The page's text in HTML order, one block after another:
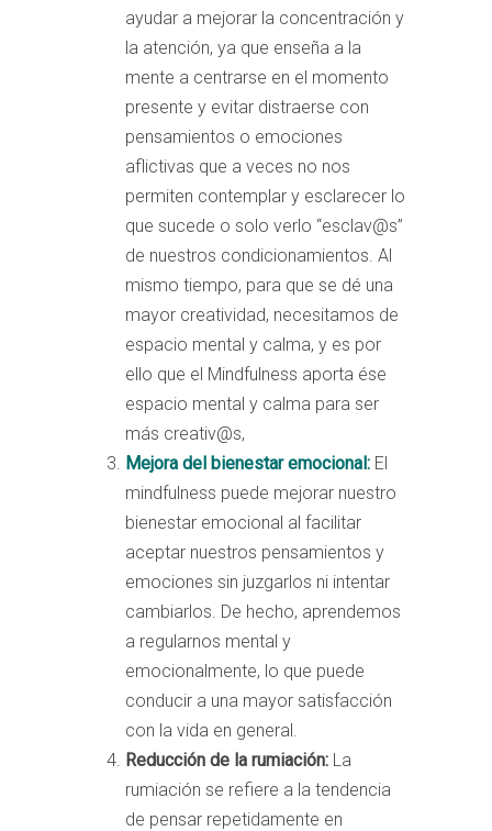
ayudar a mejorar la concentración y
la atención, ya que enseña a la
mente a centrarse en el momento
presente y evitar distraerse con
pensamientos o emociones
aflictivas que a veces no nos
permiten contemplar y esclarecer lo
que sucede o solo verlo “esclav@s”
de nuestros condicionamientos. Al
mismo tiempo, para que se dé una
mayor creatividad, necesitamos de
espacio mental y calma, y es por
ello que el Mindfulness aporta ése
espacio mental y calma para ser
más creativ@s,
Mejora del bienestar emocional: El
mindfulness puede mejorar nuestro
bienestar emocional al facilitar
aceptar nuestros pensamientos y
emociones sin juzgarlos ni intentar
cambiarlos. De hecho, aprendemos
a regularnos mental y
emocionalmente, lo que puede
conducir a una mayor satisfacción
con la vida en general.
Reducción de la rumiación: La
rumiación se refiere a la tendencia
de pensar repetidamente en